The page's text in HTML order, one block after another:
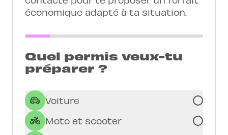
économique adapté à ta situation.
Quel permis veux-tu
préparer ?
Voiture
Moto et scooter